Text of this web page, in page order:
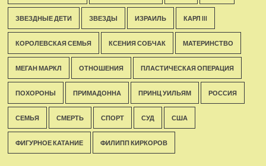
ЗВЕЗДНЫЕ ДЕТИ ЗВЕЗДЫ ИЗРАИЛЬ КАРЛ III
КОРОЛЕВСКАЯ СЕМЬЯ КСЕНИЯ СОБЧАК МАТЕРИНСТВО
МЕГАН МАРКЛ ОТНОШЕНИЯ ПЛАСТИЧЕСКАЯ ОПЕРАЦИЯ
ПОХОРОНЫ ПРИМАДОННА ПРИНЦ УИЛЬЯМ РОССИЯ
СЕМЬЯ СМЕРТЬ СПОРТ СУД США
ФИГУРНОЕ КАТАНИЕ ФИЛИПП КИРКОРОВ